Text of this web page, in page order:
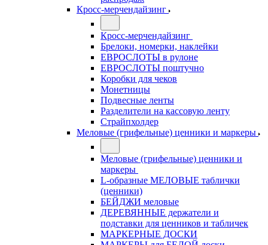
Кросс-мерчендайзинг
Кросс-мерчендайзинг
Брелоки, номерки, наклейки
ЕВРОСЛОТЫ в рулоне
ЕВРОСЛОТЫ поштучно
Коробки для чеков
Монетницы
Подвесные ленты
Разделители на кассовую ленту
Страйпхолдер
Меловые (грифельные) ценники и маркеры
Меловые (грифельные) ценники и
маркеры
L-образные МЕЛОВЫЕ таблички
(ценники)
БЕЙДЖИ меловые
ДЕРЕВЯННЫЕ держатели и
подставки для ценников и табличек
МАРКЕРНЫЕ ДОСКИ